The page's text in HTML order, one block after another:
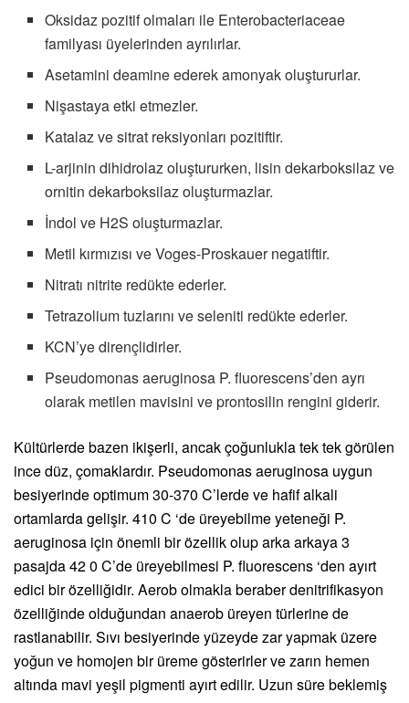
Oksidaz pozitif olmaları ile Enterobacteriaceae
familyası üyelerinden ayrılırlar.
Asetamini deamine ederek amonyak oluştururlar.
Nişastaya etki etmezler.
Katalaz ve sitrat reksiyonları pozitiftir.
L-arjinin dihidrolaz oluştururken, lisin dekarboksilaz ve
ornitin dekarboksilaz oluşturmazlar.
İndol ve H2S oluşturmazlar.
Metil kırmızısı ve Voges-Proskauer negatiftir.
Nitratı nitrite redükte ederler.
Tetrazolium tuzlarını ve seleniti redükte ederler.
KCN’ye dirençlidirler.
Pseudomonas aeruginosa P. fluorescens’den ayrı
olarak metilen mavisini ve prontosilin rengini giderir.
Kültürlerde bazen ikişerli, ancak çoğunlukla tek tek görülen
ince düz, çomaklardır. Pseudomonas aeruginosa uygun
besiyerinde optimum 30-370 C’lerde ve hafif alkali
ortamlarda gelişir. 410 C ‘de üreyebilme yeteneği P.
aeruginosa için önemli bir özellik olup arka arkaya 3
pasajda 42 0 C’de üreyebilmesi P. fluorescens ‘den ayırt
edici bir özelliğidir. Aerob olmakla beraber denitrifikasyon
özelliğinde olduğundan anaerob üreyen türlerine de
rastlanabilir. Sıvı besiyerinde yüzeyde zar yapmak üzere
yoğun ve homojen bir üreme gösterirler ve zarın hemen
altında mavi yeşil pigmenti ayırt edilir. Uzun süre beklemiş